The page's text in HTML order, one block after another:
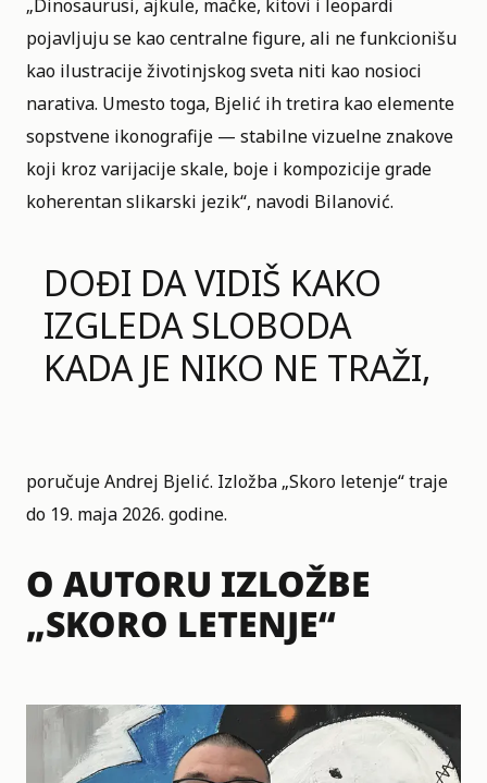
„Dinosaurusi, ajkule, mačke, kitovi i leopardi
pojavljuju se kao centralne figure, ali ne funkcionišu
kao ilustraciježivotinjskog sveta niti kao nosioci
narativa. Umesto toga, Bjelić ih tretira kao elemente
sopstvene ikonografije — stabilne vizuelne znakove
koji kroz varijacije skale, boje i kompozicije grade
koherentan slikarski jezik“, navodi Bilanović.
DOĐI DA VIDIŠ KAKO
IZGLEDA SLOBODA
KADA JE NIKO NE TRAŽI,
poručuje Andrej Bjelić. Izložba „Skoro letenje“ traje
do 19. maja 2026. godine.
O AUTORU IZLOŽBE
„SKORO LETENJE“